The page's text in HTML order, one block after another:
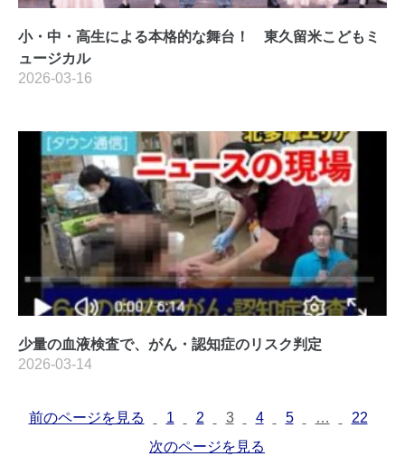
小・中・高生による本格的な舞台！ 東久留米こどもミ
ュージカル
2026-03-16
少量の血液検査で、がん・認知症のリスク判定
2026-03-14
前のページを見る 1 2 3 4 5 …
22
次のページを見る